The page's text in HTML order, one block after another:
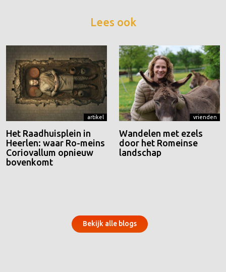
Lees ook
artikel
Het Raadhuisplein in
Heerlen: waar Ro-meins
Coriovallum opnieuw
bovenkomt
vrienden
Wandelen met ezels
door het Romeinse
landschap
Bekijk alle blogs